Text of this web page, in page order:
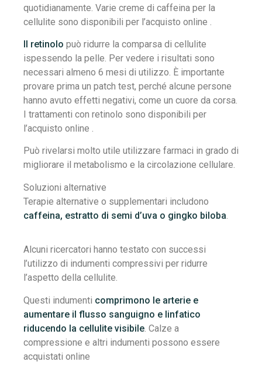
quotidianamente. Varie creme di caffeina per la
cellulite sono disponibili per l’acquisto online .
Il retinolo può ridurre la comparsa di cellulite
ispessendo la pelle. Per vedere i risultati sono
necessari almeno 6 mesi di utilizzo. È importante
provare prima un patch test, perché alcune persone
hanno avuto effetti negativi, come un cuore da corsa.
I trattamenti con retinolo sono disponibili per
l’acquisto online .
Può rivelarsi molto utile utilizzare farmaci in grado di
migliorare il metabolismo e la circolazione cellulare.
Soluzioni alternative
Terapie alternative o supplementari includono
caffeina, estratto di semi d’uva o gingko biloba
Alcuni ricercatori hanno testato con successi
l’utilizzo di indumenti compressivi per ridurre
l’aspetto della cellulite.
Questi indumenti comprimono le arterie e
aumentare il flusso sanguigno e linfatico
riducendo la cellulite visibile . Calze a
compressione e altri indumenti possono essere
acquistati online